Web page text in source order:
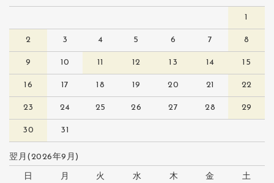
1
2 3 4 5 6 7 8
9 10 11 12 13 14 15
16 17 18 19 20 21 22
23 24 25 26 27 28 29
30 31
翌月(2026年9月)
日 月 火 水 木 金 土